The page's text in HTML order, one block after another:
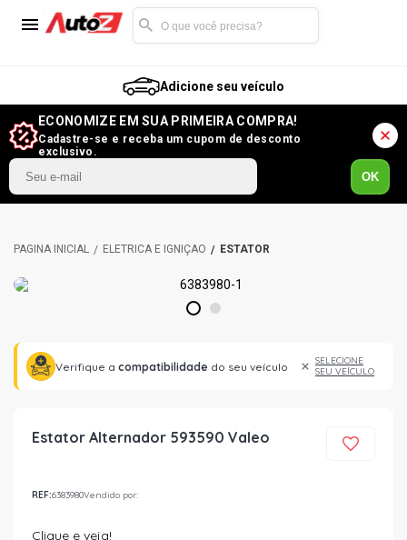
Adicione seu veículo
ECONOMIZE EM SUA PRIMEIRA COMPRA!
Cadastre-se e receba um cupom de desconto
exclusivo.
OK
ELÉTRICA E IGNIÇÃO ESTATOR
1 2
Verifique a compatibilidade do seu veículo
SELECIONE
SEU VEÍCULO
Estator Alternador 593590 Valeo
REF:6383980Vendido por:
Clique e veja!